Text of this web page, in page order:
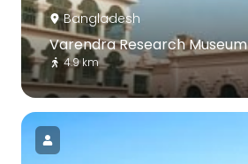
Bangladesh
Varendra Research Museum
4.9 km